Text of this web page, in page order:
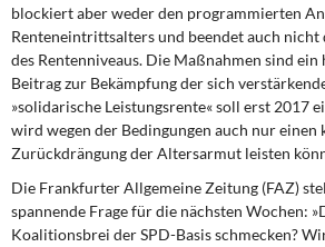
blockiert aber weder den programmierten
Renteneintrittsalters und beendet auch nicht
des Rentenniveaus. Die Maßnahmen sind
Beitrag zur Bekämpfung der sich
»solidarische Leistungsrente« soll erst 2017
wird wegen der Bedingungen auch nur einen
Zurückdrängung der Altersarmut leisten
Die Frankfurter Allgemeine Zeitung (FAZ)
spannende Frage für die nächsten Wochen:
Koalitionsbrei der SPD-Basis schmecken?